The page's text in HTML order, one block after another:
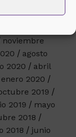
2022
2022
enero
noviembre
agosto
2020
abril
enero 2020
2019
2019
mayo
2018
2018
junio